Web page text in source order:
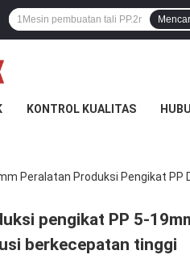
KONTROL KUALITAS
Peralatan Produksi Pengikat
pengikat PP 5-
berkecepatan tinggi